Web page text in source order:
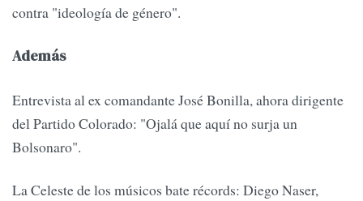
contra "ideología de género".
Además
Entrevista al ex comandante José Bonilla, ahora dirigente
del Partido Colorado: "Ojalá que aquí no surja un
Bolsonaro".
La Celeste de los músicos bate récords: Diego Naser,